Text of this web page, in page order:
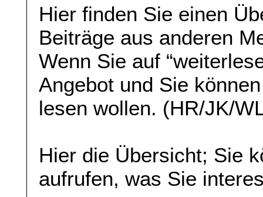
Hier finden Sie einen
Beiträge aus anderen
Wenn Sie auf
Angebot und Sie
lesen wollen. (HR/JK/
Hier die Übersicht; Sie
aufrufen, was Sie